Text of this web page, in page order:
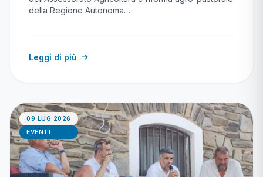
della Regione Autonoma…
Leggi di più
09 LUG 2026
EVENTI